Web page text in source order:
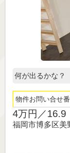
何が出るかな？
物件お問い合せ
4万円／16.9
福岡市博多区美